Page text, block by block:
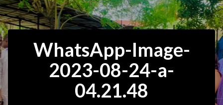
WhatsApp-Image-
2023-08-24-a-
04.21.48